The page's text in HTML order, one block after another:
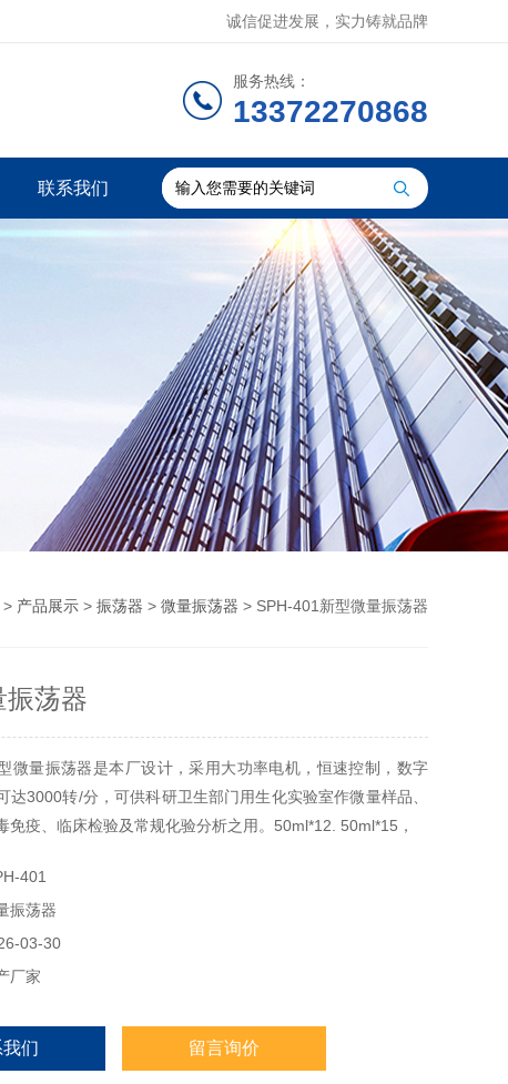
诚信促进发展，实力铸就品牌
服务热线：
13372270868
联系我们
> 产品展示 > 振荡器 > 微量振荡器 > SPH-401新型微量振荡器
振荡器
微量振荡器是本厂设计，采用大功率电机，恒速控制，数字
达3000转/分，可供科研卫生部门用生化实验室作微量样品、
免疫、临床检验及常规化验分析之用。50ml*12. 50ml*15，
401
振荡器
03-30
厂家
们 留言询价